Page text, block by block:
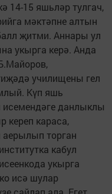
14-15 яшьләр тулгач,
мәктәпне алтын
җитми. Аннары ул
укырга керә. Анда
училищены гел
Күп яшь
данлыклы
кереп караса,
торган
кабул
укырга
исә шулар